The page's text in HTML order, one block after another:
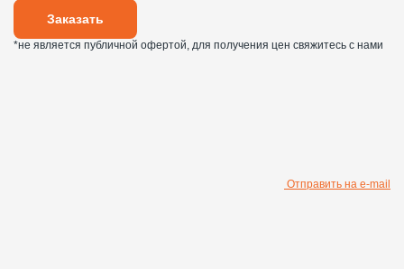
Заказать
*не является публичной офертой, для получения цен свяжитесь с нами
Отправить на e-mail